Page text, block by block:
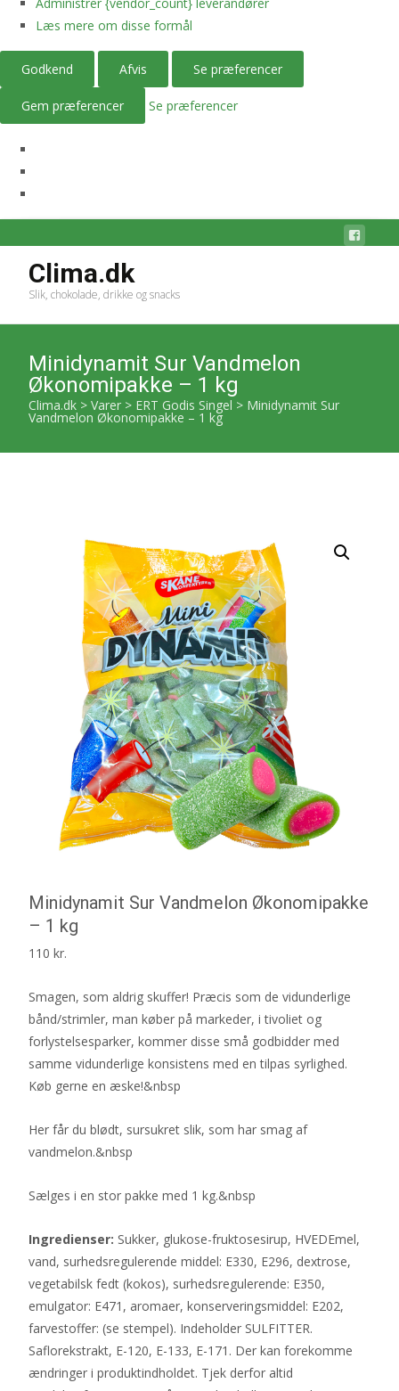
Læs mere om disse formål
Godkend Afvis Se præferencer
Gem præferencer Se præferencer
Clima.dk
Slik, chokolade, drikke og snacks
Minidynamit Sur Vandmelon
Økonomipakke – 1 kg
Clima.dk > Varer > ERT Godis Singel > Minidynamit Sur
Vandmelon Økonomipakke – 1 kg
Minidynamit Sur Vandmelon Økonomipakke
– 1 kg
110 kr.
Smagen, som aldrig skuffer! Præcis som de vidunderlige
bånd/strimler, man køber på markeder, i tivoliet og
forlystelsesparker, kommer disse små godbidder med
samme vidunderlige konsistens med en tilpas syrlighed.
Køb gerne en æske!&nbsp
Her får du blødt, sursukret slik, som har smag af
vandmelon.&nbsp
Sælges i en stor pakke med 1 kg.&nbsp
Ingredienser: Sukker, glukose-fruktosesirup, HVEDEmel,
vand, surhedsregulerende middel: E330, E296, dextrose,
vegetabilsk fedt (kokos), surhedsregulerende: E350,
emulgator: E471, aromaer, konserveringsmiddel: E202,
farvestoffer: (se stempel). Indeholder SULFITTER.
Saflorekstrakt, E-120, E-133, E-171. Der kan forekomme
ændringer i produktindholdet. Tjek derfor altid